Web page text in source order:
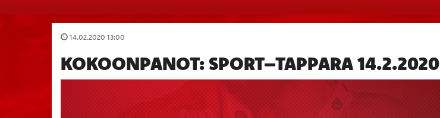
14.02.2020 13:00
KOKOONPANOT: SPORT–TAPPARA 14.2.2020